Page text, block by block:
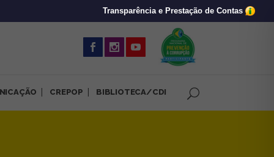
Transparência e Prestação de Contas
CREPOP BIBLIOTECA/CDI
| CRP-MG